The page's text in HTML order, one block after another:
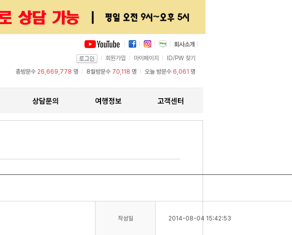
회원가입 마이페이지
ID/PW 찾기
총방문수 26,669,778 명 8월방문수 70,118 명 오늘 방문수 6,061 명
작성일 2014-08-04 15:42:53